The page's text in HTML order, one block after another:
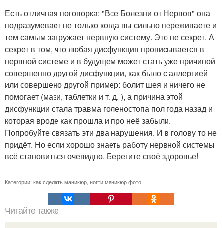
Есть отличная поговорка: "Все Болезни от Нервов" она
подразумевает не только когда вы сильно переживаете и
тем самым загружает нервную систему. Это не секрет. А
секрет в том, что любая дисфункция прописывается в
нервной системе и в будущем может стать уже причиной
совершенно другой дисфункции, как было с аллергией
или совершено другой пример: болит шея и ничего не
помогает (мази, таблетки и т. д. ), а причина этой
дисфункции стала травма голеностопа пол года назад и
которая вроде как прошла и про неё забыли.
Попробуйте связать эти два нарушения. И в голову то не
придёт. Но если хорошо знаеть работу нервной системы
всё становиться очевидно. Берегите своё здоровье!
Категории: как сделать маникюр ногти маникюр фото
Читайте также